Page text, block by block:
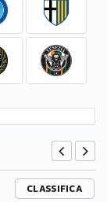
CLASSIFICA